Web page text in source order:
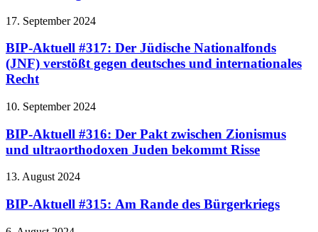
17. September 2024
BIP-Aktuell #317: Der Jüdische Nationalfonds
(JNF) verstößt gegen deutsches und internationales
Recht
10. September 2024
BIP-Aktuell #316: Der Pakt zwischen Zionismus
und ultraorthodoxen Juden bekommt Risse
13. August 2024
BIP-Aktuell #315: Am Rande des Bürgerkriegs